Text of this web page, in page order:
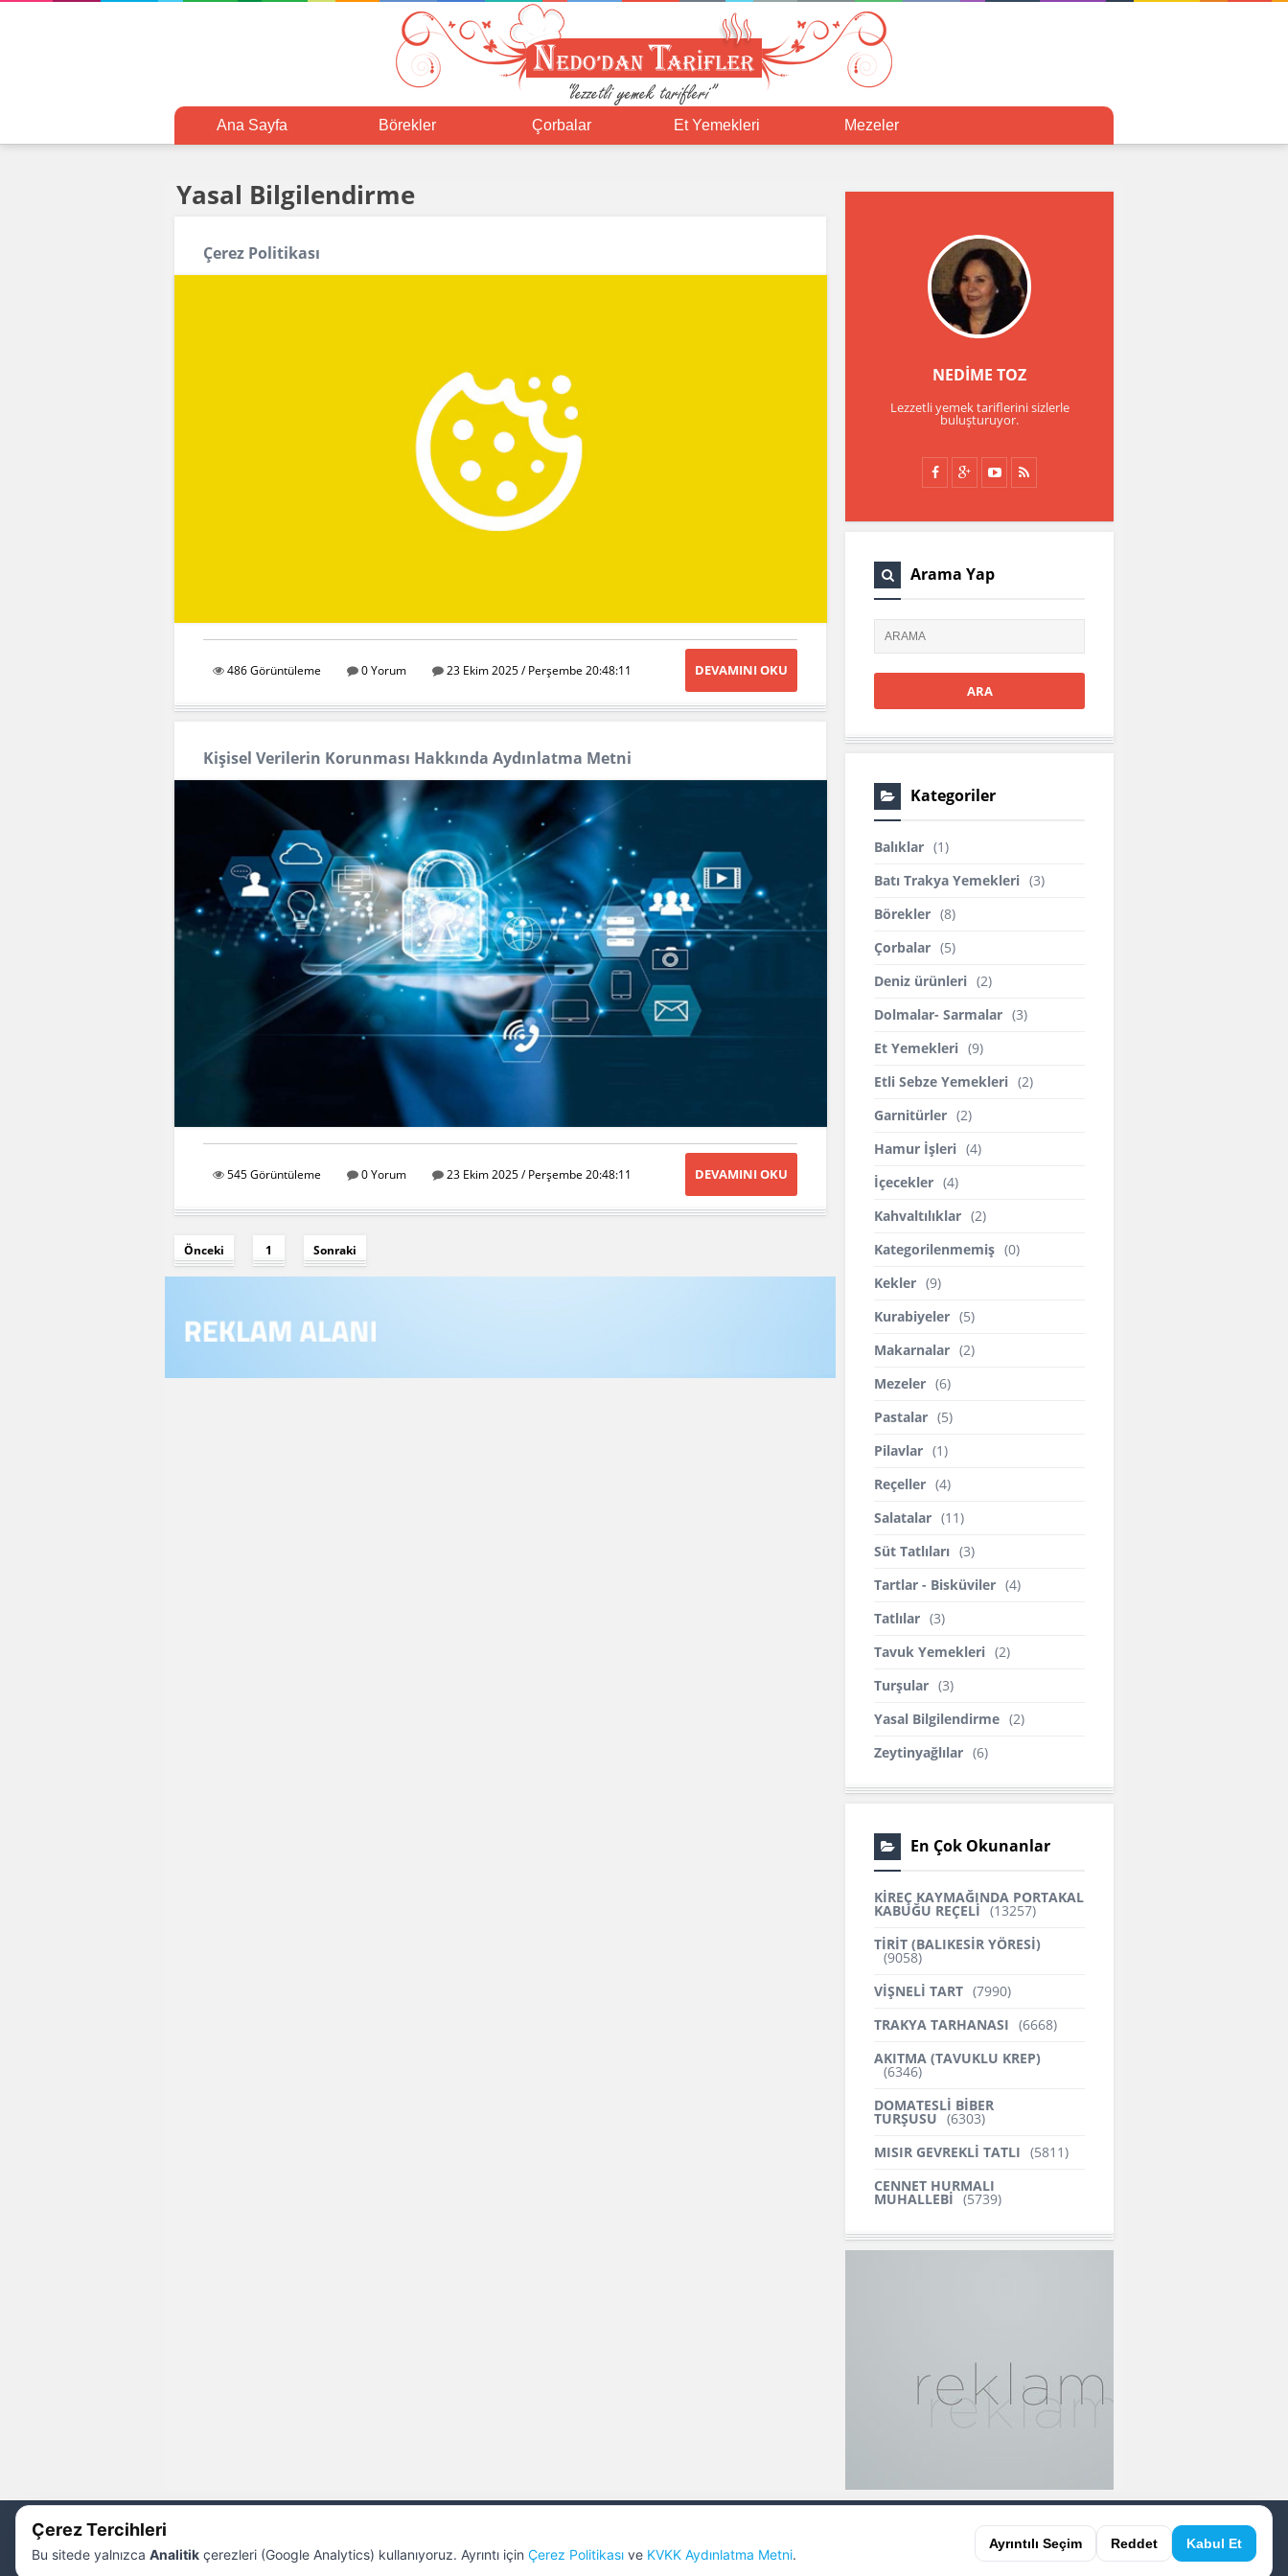
Ana Sayfa Börekler Çorbalar Et Yemekleri Mezeler
Yasal Bilgilendirme
Çerez Politikası
486 Görüntüleme 0 Yorum 23 Ekim 2025 / Perşembe 20:48:11 DEVAMINI OKU
Kişisel Verilerin Korunması Hakkında Aydınlatma Metni
545 Görüntüleme 0 Yorum 23 Ekim 2025 / Perşembe 20:48:11 DEVAMINI OKU
Önceki 1 Sonraki
NEDİME TOZ
Lezzetli yemek tariflerini sizlerle
buluşturuyor.
Arama Yap
Kategoriler
Balıklar (1)
Batı Trakya Yemekleri (3)
Börekler (8)
Çorbalar (5)
Deniz ürünleri (2)
Dolmalar- Sarmalar (3)
Et Yemekleri (9)
Etli Sebze Yemekleri (2)
Garnitürler (2)
Hamur İşleri (4)
İçecekler (4)
Kahvaltılıklar (2)
Kategorilenmemiş (0)
Kekler (9)
Kurabiyeler (5)
Makarnalar (2)
Mezeler (6)
Pastalar (5)
Pilavlar (1)
Reçeller (4)
Salatalar (11)
Süt Tatlıları (3)
Tartlar - Bisküviler (4)
Tatlılar (3)
Tavuk Yemekleri (2)
Turşular (3)
Yasal Bilgilendirme (2)
Zeytinyağlılar (6)
En Çok Okunanlar
KİREÇ KAYMAĞINDA PORTAKAL
KABUĞU REÇELİ (13257)
TİRİT (BALIKESİR YÖRESİ)
(9058)
VİŞNELİ TART (7990)
TRAKYA TARHANASI (6668)
AKITMA (TAVUKLU KREP)
(6346)
DOMATESLİ BİBER
TURŞUSU (6303)
MISIR GEVREKLİ TATLI (5811)
CENNET HURMALI
MUHALLEBİ (5739)
2026 ©
Sitede kullanılan materyaller kaynak gösterilmeden kullanılamaz.
Çerez Tercihleri
Bu sitede yalnızca Analitik çerezleri (Google Analytics) kullanıyoruz. Ayrıntı için Çerez Politikası ve KVKK Aydınlatma Metni.
Ayrıntılı Seçim Reddet Kabul Et